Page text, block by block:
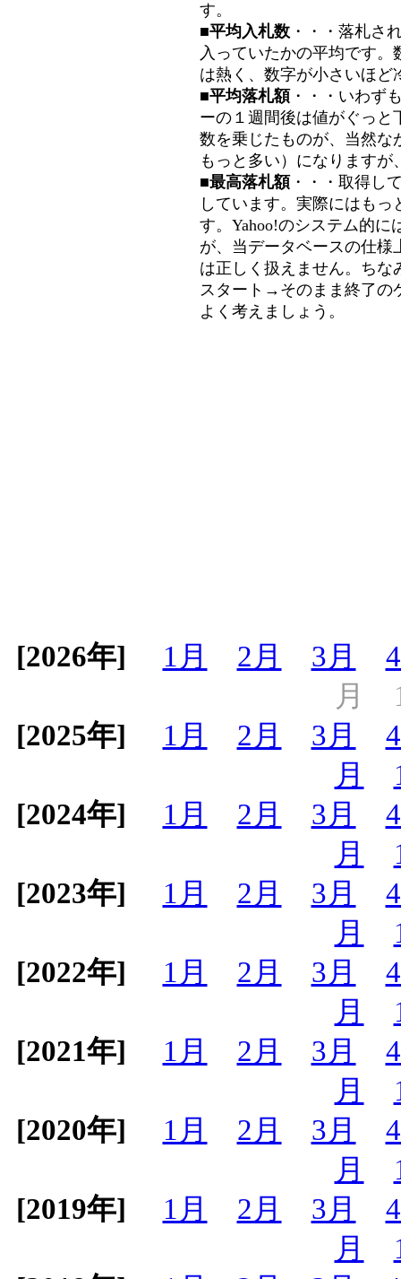
す。
■平均入札数 ・・・落札さ
入っていたかの平均です
は熱く、数字が小さいほど
■平均落札額 ・・・いわず
ーの１週間後は値がぐっと
数を乗じたものが、当然な
もっと多い）になります
■最高落札額 ・・・取得し
しています。実際にはも
す。Yahoo!のシステム的に
が、当データベースの仕様
は正しく扱えません。ちな
スタート→そのまま終了の
よく考えましょう。
[2026年] 1月 2月 3月
月
[2025年]
1月 2月 3月
月
[2024年]
1月 2月 3月
月
[2023年]
1月 2月 3月
月
[2022年]
1月 2月 3月
月
[2021年]
1月 2月 3月
月
[2020年]
1月 2月 3月
月
[2019年]
1月 2月 3月
月